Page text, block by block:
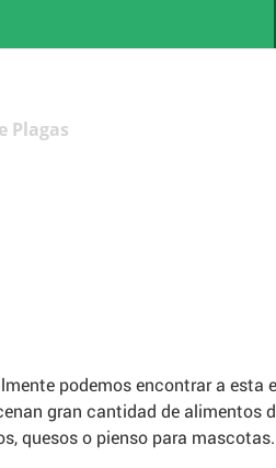
Plagas
podemos encontrar a esta
gran cantidad de alimentos
quesos o pienso para mascotas.